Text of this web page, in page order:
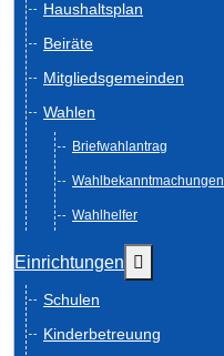
Haushaltsplan
Beiräte
Mitgliedsgemeinden
Wahlen
Briefwahlantrag
Wahlbekanntmachungen
Wahlhelfer
Einrichtungen
Schulen
Kinderbetreuung